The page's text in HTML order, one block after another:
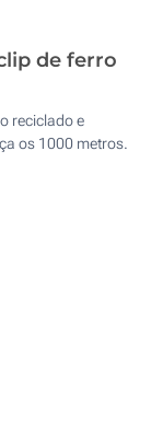
de ferro
reciclado e
os 1000 metros.